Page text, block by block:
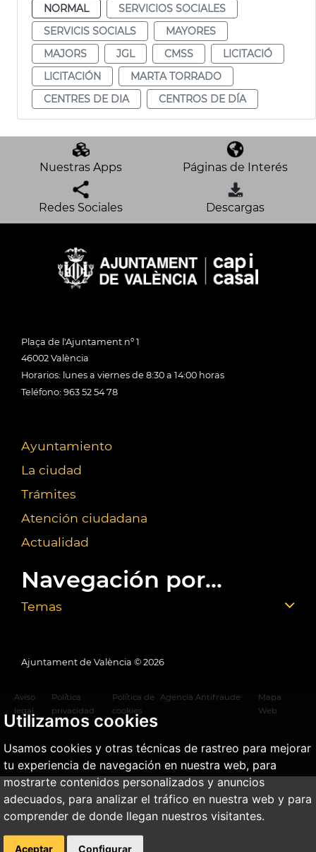
Utilizamos cookies
Usamos cookies y otras técnicas de rastreo para mejorar
tu experiencia de navegación en nuestra web, para
mostrarte contenidos personalizados y anuncios
adecuados, para analizar el tráfico en nuestra web y para
comprender de donde llegan nuestros visitantes.
Aceptar Configurar
NORMAL
SERVICIOS SOCIALES
SERVICIS SOCIALS
MAYORES
MAJORS
JGL CMSS
LICITACIÓ
LICITACIÓN
MARTA TORRADO
CENTRES DE DIA
CENTROS DE DÍA
Nuestras Apps Páginas de Interés
Redes Sociales Descargas
Plaça de l'Ajuntament nº 1
46002 València
Horarios: lunes a viernes de 8:30 a 14:00 horas
Teléfono: 963 52 54 78
Ayuntamiento
La ciudad
Trámites
Atención ciudadana
Actualidad
Navegación por...
Temas
Ajuntament de València © 2026
Aviso
legal
Política
privacidad
Política de
cookies
Agencia Antifraude
Mapa
Web